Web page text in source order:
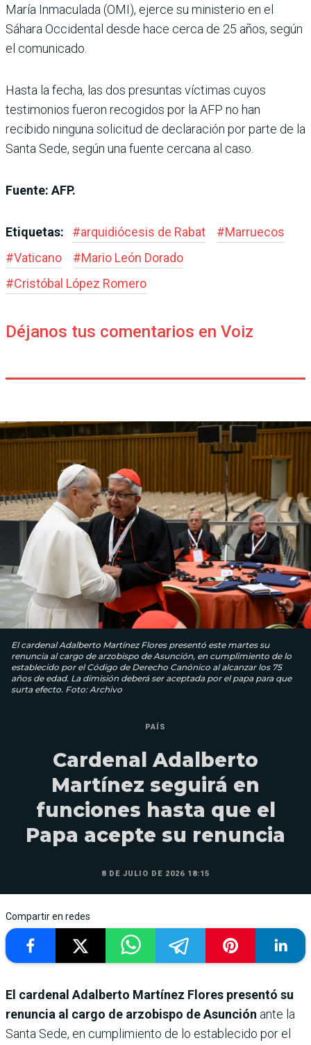
María Inmaculada (OMI), ejerce su ministerio en el
Sáhara Occidental desde hace cerca de 25 años, según
el comunicado.
Hasta la fecha, las dos presuntas víctimas cuyos
testimonios fueron recogidos por la AFP no han
recibido ninguna solicitud de declaración por parte de la
Santa Sede, según una fuente cercana al caso.
Fuente: AFP.
Etiquetas: #arquidiócesis de Rabat #Marruecos
#Vaticano #Mario León Dorado
#Cristóbal López Romero
Déjanos tus comentarios en Voiz
El cardenal Adalberto Martínez Flores presentó este martes su
renuncia al cargo de arzobispo de Asunción, en cumplimiento de lo
establecido por el Código de Derecho Canónico al alcanzar los 75
años de edad. La dimisión deberá ser aceptada por el papa para que
surta efecto. Foto: Archivo
PAÍS
Cardenal Adalberto
Martínez seguirá en
funciones hasta que el
Papa acepte su renuncia
8 DE JULIO DE 2026 18:15
Compartir en redes
El cardenal Adalberto Martínez Flores presentó su
renuncia al cargo de arzobispo de Asunción ante la
Santa Sede, en cumplimiento de lo establecido por el